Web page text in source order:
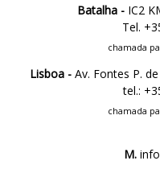
Batalha -IC2
Tel.
chamada
Lisboa - Av. Fontes P.
tel.:
chamada
M.